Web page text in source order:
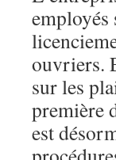
employés
ouvriers.
sur les
première
est